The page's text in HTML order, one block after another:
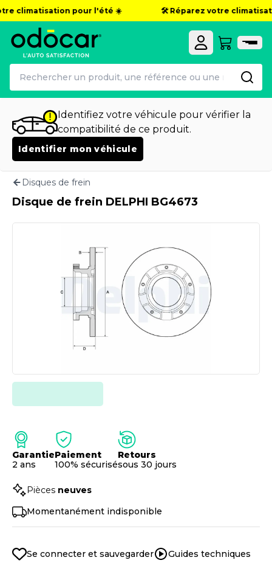
climatisation pour l'été ☀️ 🛠️ Réparez votre
Identifiez votre véhicule pour vérifier la
compatibilité de ce produit.
Identifier mon véhicule
Disques de frein
Disque de frein DELPHI BG4673
Garantie
2 ans
Paiement
100% sécurisé
Retours
sous 30 jours
Pièces neuves
Momentanément indisponible
Se connecter et sauvegarder Guides techniques